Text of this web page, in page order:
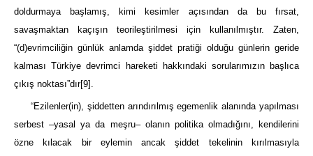
doldurmaya başlamış, kimi kesimler açısından da bu fırsat,
savaşmaktan kaçışın teorileştirilmesi için kullanılmıştır. Zaten,
“(d)evrimciliğin günlük anlamda şiddet pratiği olduğu günlerin geride
kalması Türkiye devrimci hareketi hakkındaki sorularımızın başlıca
çıkış noktası”dır[9] .
“Ezilenler(in), şiddetten arındırılmış egemenlik alanında yapılması
serbest –yasal ya da meşru– olanın politika olmadığını, kendilerini
özne kılacak bir eylemin ancak şiddet tekelinin kırılmasıyla